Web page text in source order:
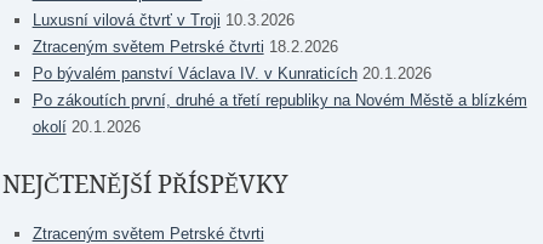
Luxusní vilová čtvrť v Troji 10.3.2026
Ztraceným světem Petrské čtvrti 18.2.2026
Po bývalém panství Václava IV. v Kunraticích 20.1.2026
Po zákoutích první, druhé a třetí republiky na Novém Městě a blízkém
okolí 20.1.2026
NEJČTENĚJŠÍ PŘÍSPĚVKY
Ztraceným světem Petrské čtvrti